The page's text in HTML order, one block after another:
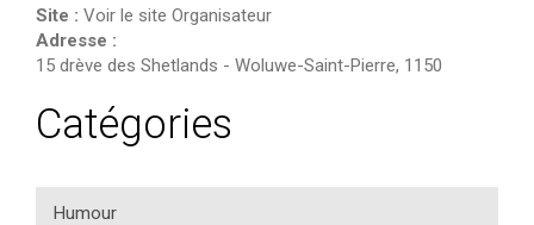
Site : Voir le site Organisateur
Adresse :
15 drève des Shetlands - Woluwe-Saint-Pierre, 1150
Catégories
Humour